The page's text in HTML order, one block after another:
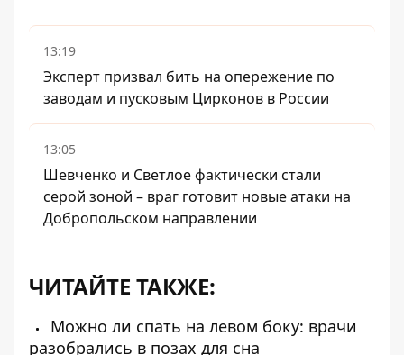
13:19
Эксперт призвал бить на опережение по
заводам и пусковым Цирконов в России
13:05
Шевченко и Светлое фактически стали
серой зоной – враг готовит новые атаки на
Добропольском направлении
ЧИТАЙТЕ ТАКЖЕ:
Можно ли спать на левом боку: врачи
разобрались в позах для сна